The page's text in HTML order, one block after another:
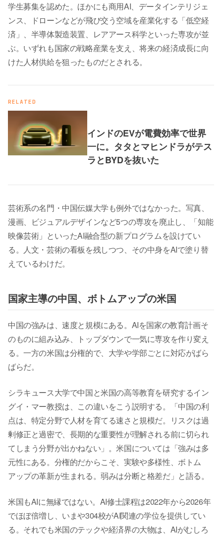
学生募集を認めた。ほかにも商用AI、データインテリジェ
ンス、ドローンなどが飛び交う空域を産業化する「低空経
済」、半導体製造装置、レアアース科学といった専攻が並
ぶ。いずれも国家の戦略産業を支え、将来の経済成長に向
けた人材供給を狙ったものだとされる。
RELATED
インドのEVが電費効率で世界
一に。タタとマヒンドラがテス
ラとBYDを抜いた
芸術系の名門・中国伝媒大学も例外ではなかった。写真、
漫画、ビジュアルデザインなど5つの専攻を廃止し、「知能
映像芸術」といったAI融合型の新プログラムを設けてい
る。人文・芸術の看板を残しつつ、その中身をAIで塗り替
えているわけだ。
国家主導の中国、ボトムアップの米国
中国の強みは、速度と規模にある。AIを国家の教育計画そ
のものに組み込み、トップダウンで一気に専攻を作り変え
る。一方の米国は分権的で、大学や学部ごとに対応がばら
ばらだ。
シラキュース大学で中国と米国の高等教育を研究するイン
グイ・マー教授は、この違いをこう説明する。「中国の利
点は、特定分野で人材を育てる速さと規模だ。リスクは過
剰修正と過密で、長期的な重要性が理解される前に切られ
てしまう分野が出かねない」。米国については「強みは多
元性にある。分権的だからこそ、実験や多様性、ボトム
アップの革新が生まれる。弱みは分断と格差だ」と語る。
米国もAIに無縁ではない。AI修士課程は2022年から2026年
でほぼ倍増し、いまや304校がAI関連の学位を提供してい
る。それでも米国のテックや経済界の大物は、AIがむしろ